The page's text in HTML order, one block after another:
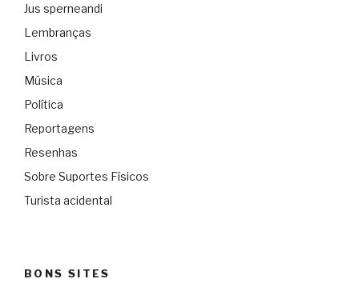
Jus sperneandi
Lembranças
Livros
Música
Política
Reportagens
Resenhas
Sobre Suportes Físicos
Turista acidental
BONS SITES